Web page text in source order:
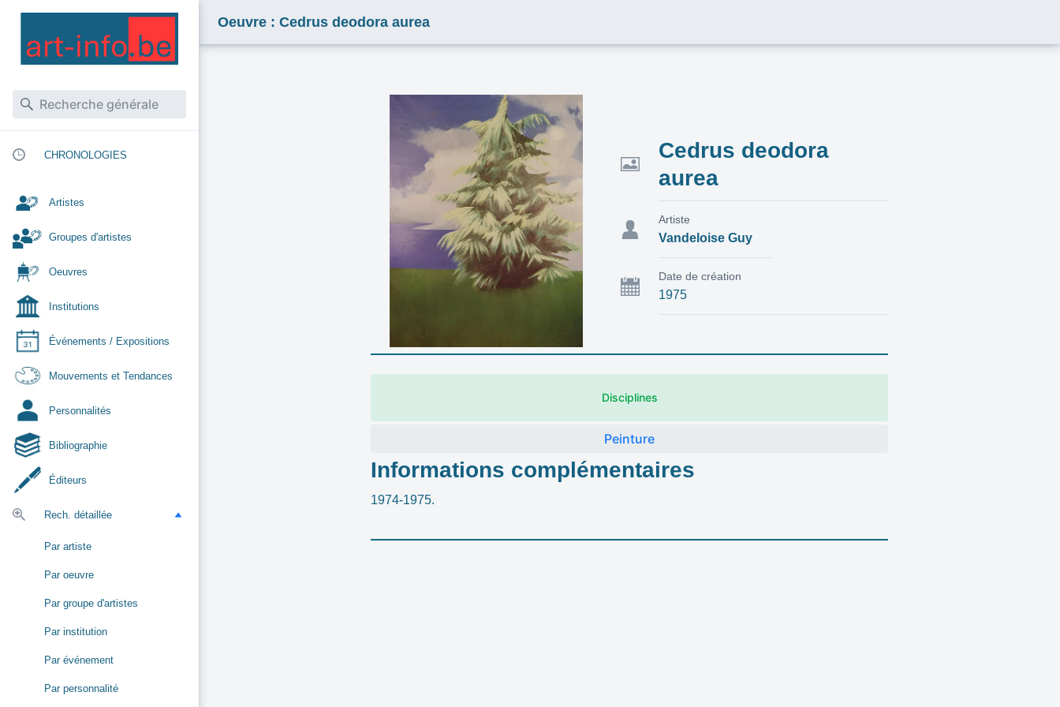
CHRONOLOGIES
Artistes
Groupes d'artistes
Oeuvres
Institutions
Événements / Expositions
Mouvements et Tendances
Personnalités
Bibliographie
Éditeurs
Rech. détaillée
Par artiste
Par oeuvre
Par groupe d'artistes
Par institution
Par événement
Par personnalité
Oeuvre : Cedrus deodora aurea
Cedrus deodora
aurea
Vandeloise Guy
Artiste
1975
Date de création
Disciplines
Peinture
Informations complémentaires
1974-1975.